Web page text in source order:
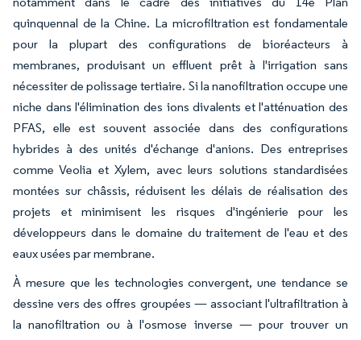
quinquennal de la Chine. La microfiltration est fondamentale
pour la plupart des configurations de bioréacteurs à
membranes, produisant un effluent prêt à l'irrigation sans
nécessiter de polissage tertiaire. Si la nanofiltration occupe une
niche dans l'élimination des ions divalents et l'atténuation des
PFAS, elle est souvent associée dans des configurations
hybrides à des unités d'échange d'anions. Des entreprises
comme Veolia et Xylem, avec leurs solutions standardisées
montées sur châssis, réduisent les délais de réalisation des
projets et minimisent les risques d'ingénierie pour les
développeurs dans le domaine du traitement de l'eau et des
eaux usées par membrane.
À mesure que les technologies convergent, une tendance se
dessine vers des offres groupées — associant l'ultrafiltration à
la nanofiltration ou à l'osmose inverse — pour trouver un